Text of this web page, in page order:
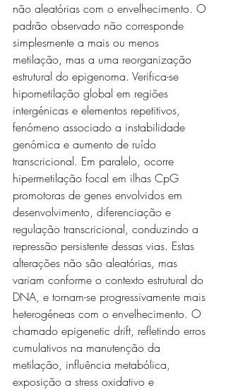
não aleatórias com o envelhecimento. O
padrão observado não corresponde
simplesmente a mais ou menos
metilação, mas a uma reorganização
estrutural do epigenoma. Verifica-se
hipometilação global em regiões
intergénicas e elementos repetitivos,
fenómeno associado a instabilidade
genómica e aumento de ruído
transcricional. Em paralelo, ocorre
hipermetilação focal em ilhas CpG
promotoras de genes envolvidos em
desenvolvimento, diferenciação e
regulação transcricional, conduzindo a
repressão persistente dessas vias. Estas
alterações não são aleatórias, mas
variam conforme o contexto estrutural do
DNA, e tornam-se progressivamente mais
heterogéneas com o envelhecimento. O
chamado epigenetic drift, refletindo erros
cumulativos na manutenção da
metilação, influência metabólica,
exposição a stress oxidativo e